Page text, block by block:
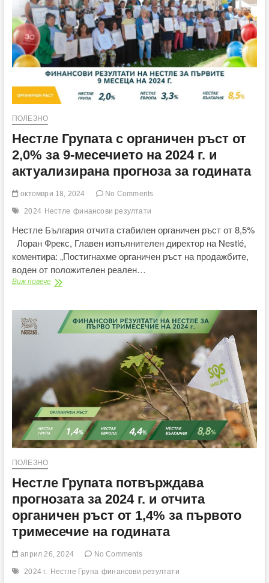
през
2024
г.
ПОЛЕЗНО
Нестле Групата с органичен ръст от
2,0% за 9-месечието на 2024 г. и
актуализирана прогноза за годината
октомври 18, 2024 No Comments
2024 Нестле финансови резултати
Нестле България отчита стабилен органичен ръст от 8,5%
Лоран Фрекс, Главен изпълнителен директор на Nestlé,
коментира: „Постигнахме органичен ръст на продажбите,
воден от положителен реален…
Виж повечеНестле
органичен
ръст
от
9-
месечието
на
2024
г.
и
актуализирана
прогноза
ПОЛЕЗНО
Нестле Групата потвърждава
прогнозата за 2024 г. и отчита
органичен ръст от 1,4% за първото
тримесечие на годината
април 26, 2024 No Comments
2024 г. Нестле Група финансови резултати